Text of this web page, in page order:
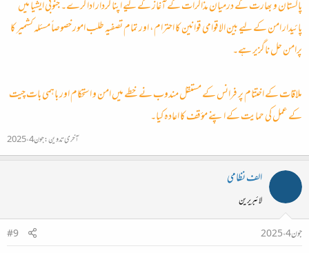
پاکستان و بھارت کے درمیان مذاکرات کے آغاز کے لیے اپنا کردار ادا کرے۔ جنوبی ایشیا میں
پائیدار امن کے لیے بین الاقوامی قوانین کا احترام، اور تمام تصفیہ طلب امور خصوصاً مسئلہ کشمیر کا
پرامن حل ناگزیر ہے۔
ملاقات کے اختتام پر فرانس کے مستقل مندوب نے خطے میں امن و استحکام اور باہمی بات چیت
کے عمل کی حمایت کے اپنے مؤقف کا اعادہ کیا۔
آخری تدوین:جون 4، 2025
الف نظامی
لائبریرین
جون 4، 2025
#9